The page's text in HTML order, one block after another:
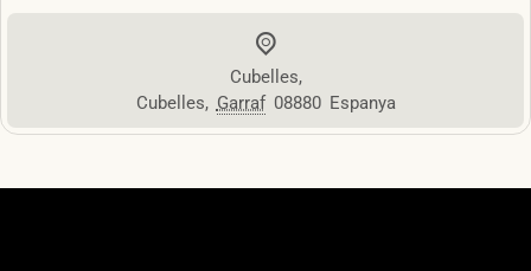
Cubelles,
Cubelles, Garraf 08880 Espanya